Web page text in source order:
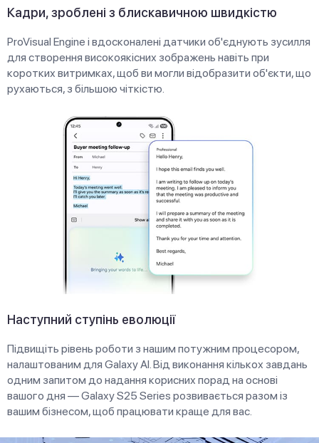
Кадри, зроблені з блискавичною швидкістю
ProVisual Engine і вдосконалені датчики об'єднують зусилля
для створення високоякісних зображень навіть при
коротких витримках, щоб ви могли відобразити об'єкти, що
рухаються, з більшою чіткістю.
Наступний ступінь еволюції
Підвищіть рівень роботи з нашим потужним процесором,
налаштованим для Galaxy AI. Від виконання кількох завдань
одним запитом до надання корисних порад на основі
вашого дня — Galaxy S25 Series розвивається разом із
вашим бізнесом, щоб працювати краще для вас.